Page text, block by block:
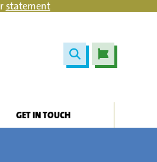
statement
GET IN TOUCH